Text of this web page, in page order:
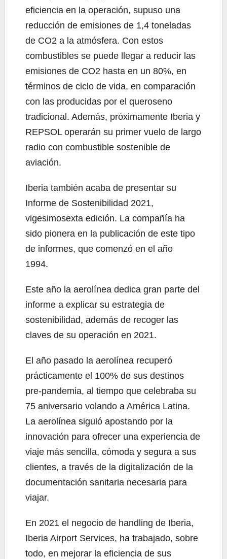
eficiencia en la operación, supuso una
reducción de emisiones de 1,4 toneladas
de CO2 a la atmósfera. Con estos
combustibles se puede llegar a reducir las
emisiones de CO2 hasta en un 80%, en
términos de ciclo de vida, en comparación
con las producidas por el queroseno
tradicional. Además, próximamente Iberia y
REPSOL operarán su primer vuelo de largo
radio con combustible sostenible de
aviación.
Iberia también acaba de presentar su
Informe de Sostenibilidad 2021,
vigesimosexta edición. La compañía ha
sido pionera en la publicación de este tipo
de informes, que comenzó en el año
1994.
Este año la aerolínea dedica gran parte del
informe a explicar su estrategia de
sostenibilidad, además de recoger las
claves de su operación en 2021.
El año pasado la aerolínea recuperó
prácticamente el 100% de sus destinos
pre-pandemia, al tiempo que celebraba su
75 aniversario volando a América Latina.
La aerolínea siguió apostando por la
innovación para ofrecer una experiencia de
viaje más sencilla, cómoda y segura a sus
clientes, a través de la digitalización de la
documentación sanitaria necesaria para
viajar.
En 2021 el negocio de handling de Iberia,
Iberia Airport Services, ha trabajado, sobre
todo, en mejorar la eficiencia de sus